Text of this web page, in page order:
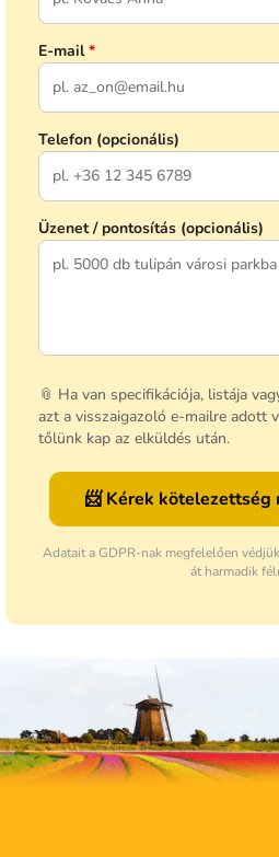
E-mail*
Telefon (opcionális)
Üzenet / pontosítás (opcionális)
📎 Ha van specifikációja, listája
azt a visszaigazoló e-mailre adott
tőlünk kap az elküldés után.
📨 Kérek
Adatait a GDPR-nak megfelelően
át harmadik